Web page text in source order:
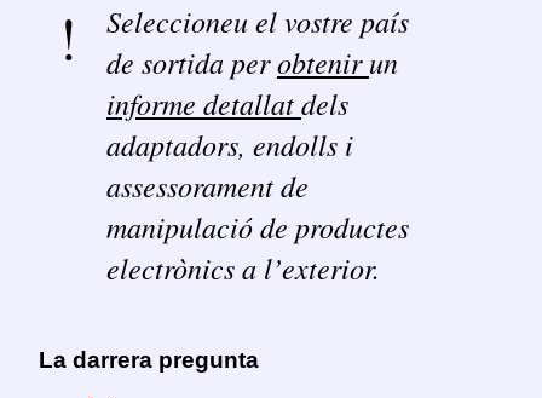
Seleccioneu el vostre país
de sortida perobtenirun
informe detallatdels
adaptadors, endolls i
assessorament de
manipulació de productes
electrònics a l’exterior.
La darrera pregunta